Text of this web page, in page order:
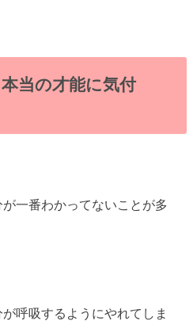
当の才能に気付
一番わかってないことが多
呼吸するようにやれてしま